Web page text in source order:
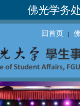
佛光学务处
回首页 ｜